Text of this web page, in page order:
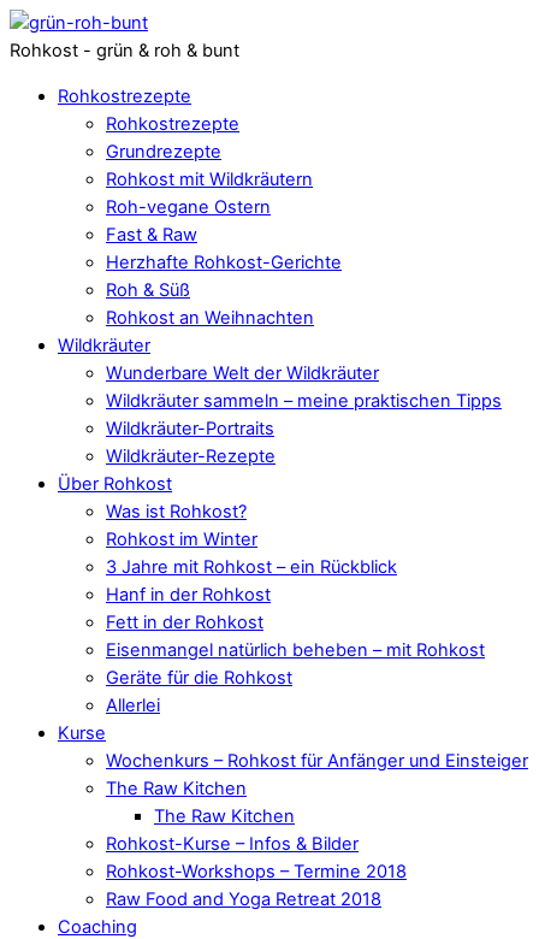
Rohkost - grün & roh & bunt
Rohkostrezepte
Rohkostrezepte
Grundrezepte
Rohkost mit Wildkräutern
Roh-vegane Ostern
Fast & Raw
Herzhafte Rohkost-Gerichte
Roh & Süß
Rohkost an Weihnachten
Wildkräuter
Wunderbare Welt der Wildkräuter
Wildkräuter sammeln – meine praktischen Tipps
Wildkräuter-Portraits
Wildkräuter-Rezepte
Über Rohkost
Was ist Rohkost?
Rohkost im Winter
3 Jahre mit Rohkost – ein Rückblick
Hanf in der Rohkost
Fett in der Rohkost
Eisenmangel natürlich beheben – mit Rohkost
Geräte für die Rohkost
Allerlei
Kurse
Wochenkurs – Rohkost für Anfänger und Einsteiger
The Raw Kitchen
The Raw Kitchen
Rohkost-Kurse – Infos & Bilder
Rohkost-Workshops – Termine 2018
Raw Food and Yoga Retreat 2018
Coaching